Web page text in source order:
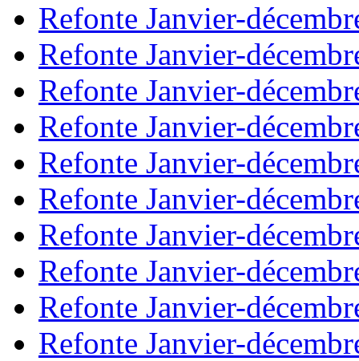
Refonte Janvier-
Refonte Janvier-
Refonte Janvier-
Refonte Janvier-
Refonte Janvier-
Refonte Janvier-
Refonte Janvier-
Refonte Janvier-
Refonte Janvier-
Refonte Janvier-